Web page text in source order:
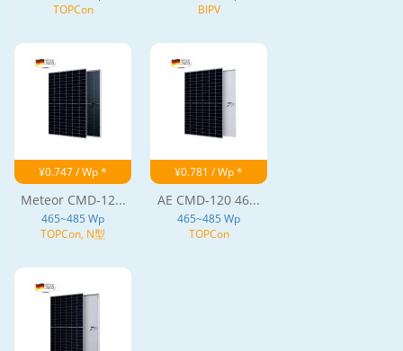
TOPCon
BIPV
¥0.747 / Wp *
Meteor CMD-12...
465~485 Wp
TOPCon, N型
¥0.781 / Wp *
AE CMD-120 46...
465~485 Wp
TOPCon